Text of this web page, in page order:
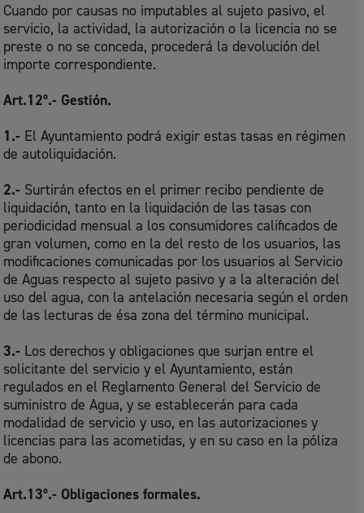
Cuando por causas no imputables al sujeto pasivo, el
servicio, la actividad, la autorización o la licencia no se
preste o no se conceda, procederá la devolución del
importe correspondiente.
Art.12º.- Gestión.
1.- El Ayuntamiento podrá exigir estas tasas en régimen
de autoliquidación.
2.- Surtirán efectos en el primer recibo pendiente de
liquidación, tanto en la liquidación de las tasas con
periodicidad mensual a los consumidores calificados de
gran volumen, como en la del resto de los usuarios, las
modificaciones comunicadas por los usuarios al Servicio
de Aguas respecto al sujeto pasivo y a la alteración del
uso del agua, con la antelación necesaria según el orden
de las lecturas de ésa zona del término municipal.
3.- Los derechos y obligaciones que surjan entre el
solicitante del servicio y el Ayuntamiento, están
regulados en el Reglamento General del Servicio de
suministro de Agua, y se establecerán para cada
modalidad de servicio y uso, en las autorizaciones y
licencias para las acometidas, y en su caso en la póliza
de abono.
Art.13º.- Obligaciones formales.